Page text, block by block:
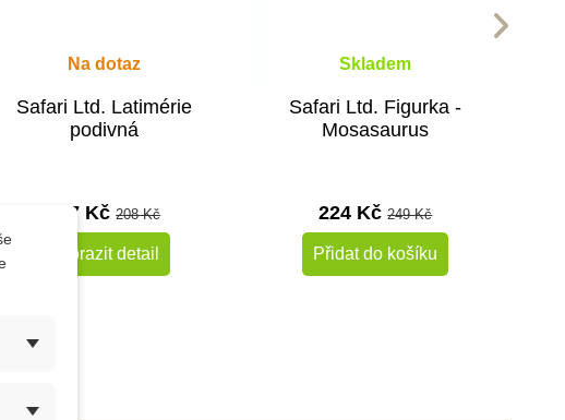
Na dotaz
Safari Ltd. Latimérie
podivná
187 Kč208 Kč
Zobrazit detail
Skladem
Safari Ltd. Figurka -
Mosasaurus
224 Kč249 Kč
Přidat do košíku